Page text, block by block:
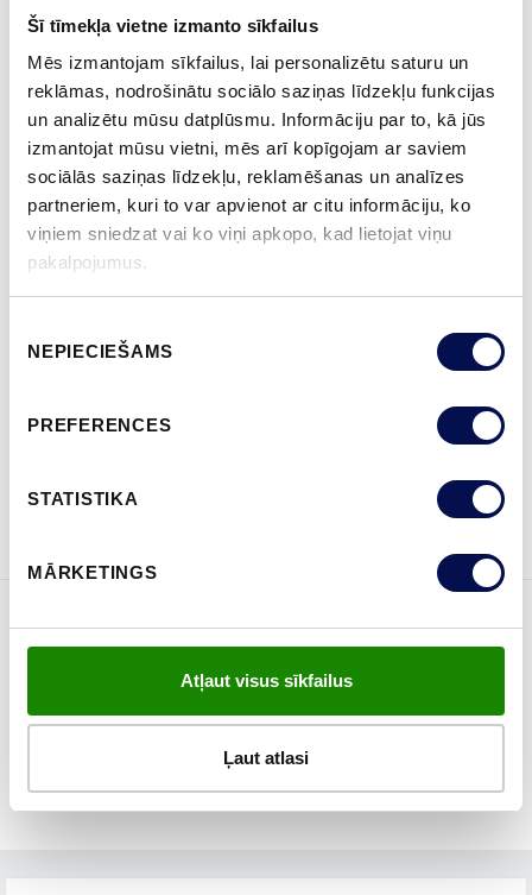
Šī tīmekļa vietne izmanto sīkfailus
Mēs izmantojam sīkfailus, lai personalizētu saturu un
reklāmas, nodrošinātu sociālo saziņas līdzekļu funkcijas
un analizētu mūsu datplūsmu. Informāciju par to, kā jūs
izmantojat mūsu vietni, mēs arī kopīgojam ar saviem
sociālās saziņas līdzekļu, reklamēšanas un analīzes
partneriem, kuri to var apvienot ar citu informāciju, ko
viņiem sniedzat vai ko viņi apkopo, kad lietojat viņu
pakalpojumus.
izvēle
NEPIECIEŠAMS
PREFERENCES
STATISTIKA
MĀRKETINGS
Atļaut visus sīkfailus
Ļaut atlasi
2 GADU PRODUKTA GARANTIJA
APDARE (3)
BALTI LAKOTABEICĒTA UN LAKOTA, PELĒKA
BEICĒTA UN LAKOTA,
IZMĒRS
PASŪTĪT BROŠŪRU Sazinies ar mums
ĪPAŠĪBAS